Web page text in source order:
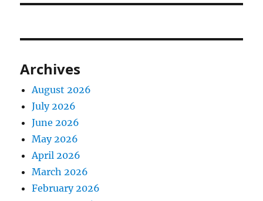
Archives
August 2026
July 2026
June 2026
May 2026
April 2026
March 2026
February 2026